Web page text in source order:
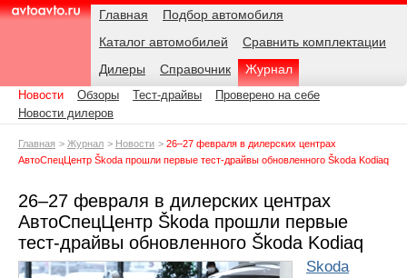
AvtoAvto.ru
Навигация Главная
Подбор автомобиля
Каталог автомобилей
Сравнить комплектации
Дилеры
Справочник Журнал
Подразделы
Новости Обзоры Тест-драйвы
Проверено на себе
Новости дилеров
Родительские
Главная Журнал Новости
26–27 февраля в дилерских центрах
АвтоСпецЦентр Škoda прошли первые тест-драйвы обновленного Škoda Kodiaq
26–27 февраля в дилерских центрах
АвтоСпецЦентр Škoda прошли первые
тест-драйвы обновленного Škoda Kodiaq
Skoda
Дата: